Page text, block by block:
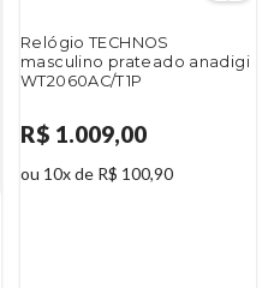
Relógio TECHNOS
masculino prateado anadigi
WT2060AC/T1P
R$ 1.009,00
ou 10x de R$ 100,90